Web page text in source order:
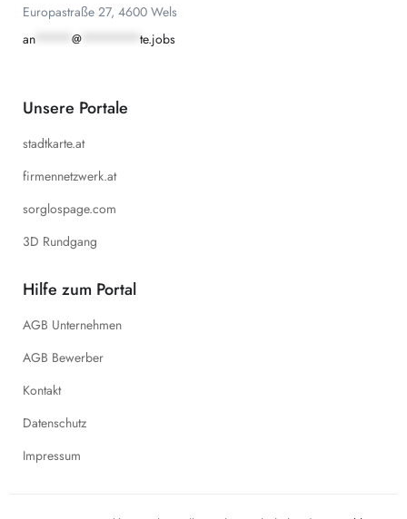
Europastraße 27, 4600 Wels
an
@ te.jobs
Unsere Portale
stadtkarte.at
firmennetzwerk.at
sorglospage.com
3D Rundgang
Hilfe zum Portal
AGB Unternehmen
AGB Bewerber
Kontakt
Datenschutz
Impressum